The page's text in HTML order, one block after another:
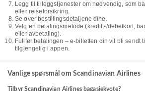
Legg til tilleggstjenester om nødvendig, som
eller reiseforsikring.
Se over bestillingsdetaljene dine.
Velg en betalingsmetode (kreditt-/debetkort,
eller avbetaling).
Fullfør betalingen – e-billetten din vil bli sendt
tilgjengelig i appen.
Vanlige spørsmål om Scandinavian Airlines
Tilbyr Scandinavian Airlines bagasjekvote?